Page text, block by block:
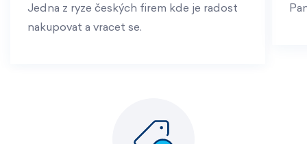
Jedna z ryze českých firem kde je radost
nakupovat a vracet se.